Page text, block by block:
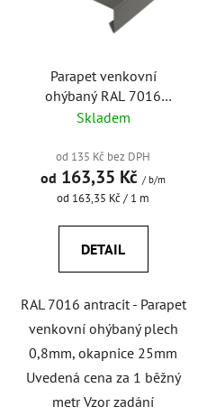
Parapet venkovní
ohýbaný RAL 7016
antracit
Skladem
od 135 Kč bez DPH
od 163,35 Kč / b/m
Měrná
od 163,35 Kč / 1 m
DETAIL
RAL 7016 antracit - Parapet
venkovní ohýbaný plech
0,8mm, okapnice 25mm
Uvedená cena za 1 běžný
metr Vzor zadání